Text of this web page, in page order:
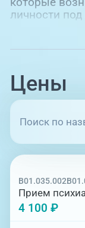
личности
Цены
B01.035.002
Прием
4 100 ₽